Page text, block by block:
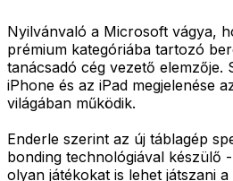
Nyilvánvaló a Microsoft vágya,
prémium kategóriába tartozó
tanácsadó cég vezető
iPhone és az iPad megjelenése
világában működik.
Enderle szerint az új táblagép
bonding technológiával készülő
olyan játékokat is lehet játszani